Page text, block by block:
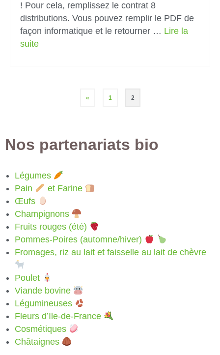
! Pour cela, remplissez le contrat 8
distributions. Vous pouvez remplir le PDF de
façon informatique et le retourner … Lire la
suite­­
« 1 2
Nos partenariats bio
Légumes
Pain
et Farine
Œufs
Champignons
Fruits rouges (été)
Pommes-Poires (automne/hiver)
Fromages, riz au lait et faisselle au lait de chèvre
Poulet
Viande bovine
Légumineuses
Fleurs d’Ile-de-France
Cosmétiques
Châtaignes